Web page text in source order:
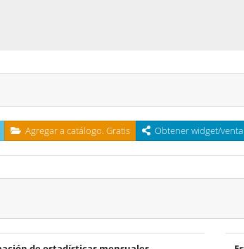
Agregar a catálogo. Gratis Obtener widget/